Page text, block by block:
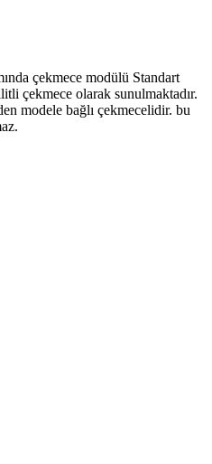
çekmece modülü Standart
çekmece olarak sunulmaktadır.
modele bağlı çekmecelidir. bu